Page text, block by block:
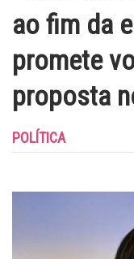
ao fim da
promete
proposta
POLÍTICA